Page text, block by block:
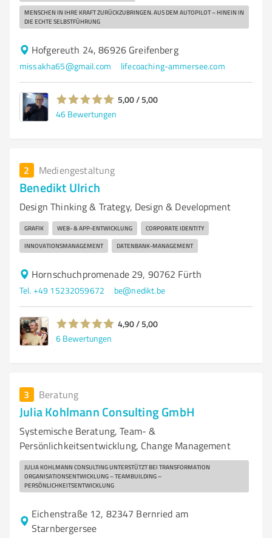
MENSCHEN IN IHRE KRAFT ZURÜCKZUBRINGEN. AUS DEM AUTOPILOT – HINEIN IN
DIE ECHTE SELBSTFÜHRUNG
Hofgereuth 24, 86926 Greifenberg
missakha65@gmail.com lifecoaching-ammersee.com
5,00 / 5,00
46 Bewertungen
2 Mediengestaltung
Benedikt Ulrich
Design Thinking & Trategy, Design & Development
GRAFIK WEB- & APP-ENTWICKLUNG CORPORATE IDENTITY
INNOVATIONSMANAGEMENT DATENBANK-MANAGEMENT
Hornschuchpromenade 29, 90762 Fürth
Tel. +49 15232059672 be@nedikt.be
4,90 / 5,00
6 Bewertungen
3 Beratung
Julia Kohlmann Consulting GmbH
Systemische Beratung, Team- &
Persönlichkeitsentwicklung, Change Management
JULIA KOHLMANN CONSULTING UNTERSTÜTZT BEI TRANSFORMATION
ORGANISATIONSENTWICKLUNG – TEAMBUILDING –
PERSÖNLICHKEITSENTWICKLUNG
Eichenstraße 12, 82347 Bernried am
Starnbergersee